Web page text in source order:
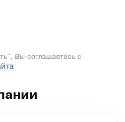
Вы соглашаетесь с